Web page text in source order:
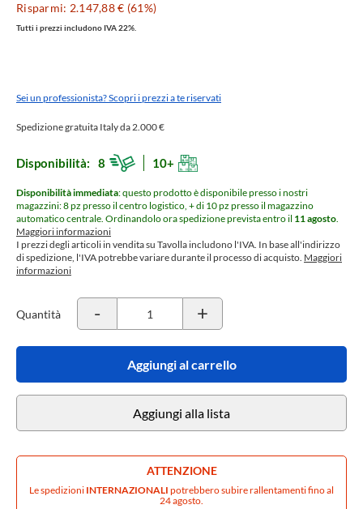
Risparmi: 2.147,88 € (61%)
Tutti i prezzi includono IVA 22%.
Sei un professionista? Scopri i prezzi a te riservati
Spedizione gratuita Italy da 2.000 €
Disponibilità: 8 10+
Disponibilità immediata: questo prodotto è disponibile presso i nostri
magazzini: 8 pz presso il centro logistico, + di 10 pz presso il magazzino
automatico centrale. Ordinandolo ora spedizione prevista entro il 11 agosto.
Maggiori informazioni
I prezzi degli articoli in vendita su Tavolla includono l'IVA. In base all'indirizzo
di spedizione, l'IVA potrebbe variare durante il processo di acquisto. Maggiori
informazioni
Quantità - +
Aggiungi al carrello
Aggiungi alla lista
ATTENZIONE
Le spedizioni INTERNAZIONALI potrebbero subire rallentamenti fino al
24 agosto.